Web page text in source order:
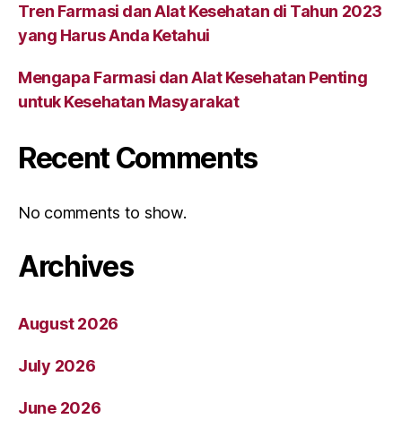
Tren Farmasi dan Alat Kesehatan di Tahun 2023
yang Harus Anda Ketahui
Mengapa Farmasi dan Alat Kesehatan Penting
untuk Kesehatan Masyarakat
Recent Comments
No comments to show.
Archives
August 2026
July 2026
June 2026